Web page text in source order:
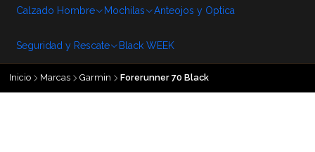
Calzado Hombre Mochilas Anteojos y Optica
Seguridad y Rescate Black WEEK
Inicio Marcas Garmin Forerunner 70 Black